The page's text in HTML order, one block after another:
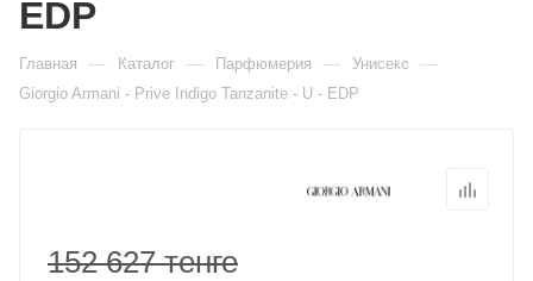
EDP
Главная — Каталог — Парфюмерия — Унисекс —
Giorgio Armani - Prive Indigo Tanzanite - U - EDP
152 627 тенге